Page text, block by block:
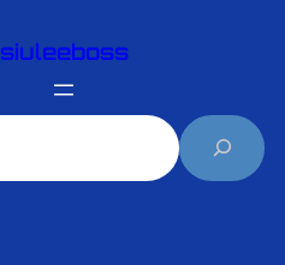
siuleeboss